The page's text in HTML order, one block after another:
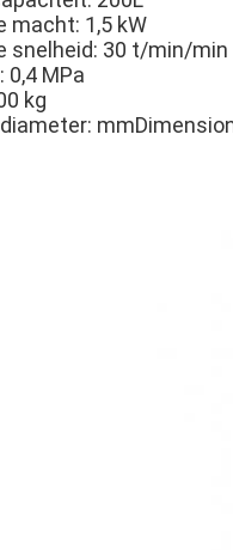
macht: 1,5 kW
snelheid: 30 t/min/min
0,4 MPa
kg